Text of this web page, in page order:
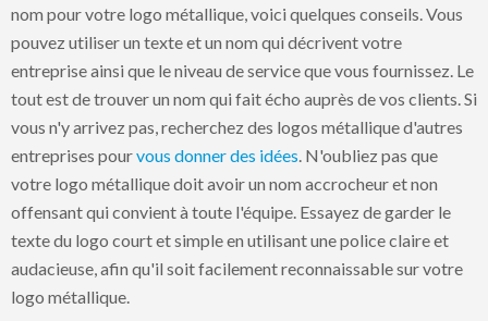
nom pour votre logo métallique, voici quelques conseils. Vous
pouvez utiliser un texte et un nom qui décrivent votre
entreprise ainsi que le niveau de service que vous fournissez. Le
tout est de trouver un nom qui fait écho auprès de vos clients. Si
vous n'y arrivez pas, recherchez des logos métallique d'autres
entreprises pourvous donner des idées . N'oubliez pas que
votre logo métallique doit avoir un nom accrocheur et non
offensant qui convient à toute l'équipe. Essayez de garder le
texte du logo court et simple en utilisant une police claire et
audacieuse, afin qu'il soit facilement reconnaissable sur votre
logo métallique.